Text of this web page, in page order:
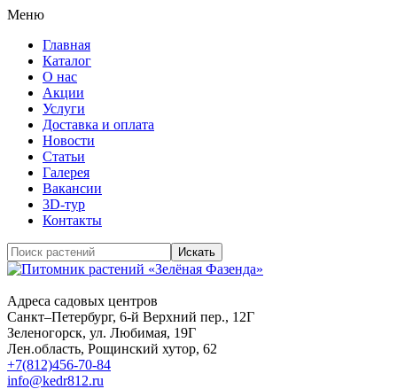
Меню
Главная
Каталог
О нас
Акции
Услуги
Доставка и оплата
Новости
Статьи
Галерея
Вакансии
3D-тур
Контакты
Адреса садовых центров
Санкт–Петербург, 6-й Верхний пер., 12Г
Зеленогорск, ул. Любимая, 19Г
Лен.область, Рощинский хутор, 62
+7(812)456-70-84
info@kedr812.ru